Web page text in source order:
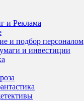
и Реклама
и подбор персоналом
и инвестиции